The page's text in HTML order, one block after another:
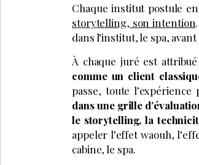
Chaque institut postule
storytelling, son intention
dans l’institut, le spa,
À chaque juré est
comme un client
passe, toute
dans une grille
le storytelling, la
appeler l’effet waouh,
cabine, le spa.